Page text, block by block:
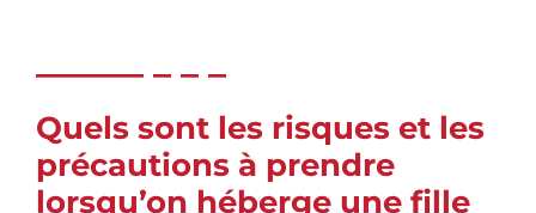
Quels sont les risques et les
précautions à prendre
lorsqu’on héberge une fille